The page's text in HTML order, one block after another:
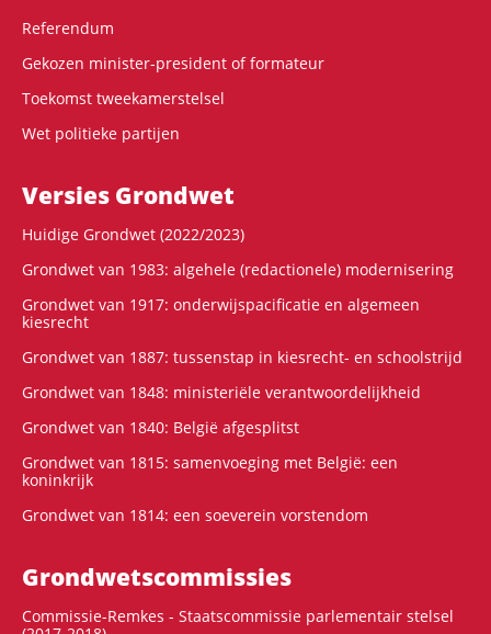
Referendum
Gekozen minister-president of formateur
Toekomst tweekamerstelsel
Wet politieke partijen
Versies Grondwet
Huidige Grondwet (2022/2023)
Grondwet van 1983: algehele (redactionele) modernisering
Grondwet van 1917: onderwijspacificatie en algemeen
kiesrecht
Grondwet van 1887: tussenstap in kiesrecht- en schoolstrijd
Grondwet van 1848: ministeriële verantwoordelijkheid
Grondwet van 1840: België afgesplitst
Grondwet van 1815: samenvoeging met België: een
koninkrijk
Grondwet van 1814: een soeverein vorstendom
Grondwets­commissies
Commissie-Remkes - Staatscommissie parlementair stelsel